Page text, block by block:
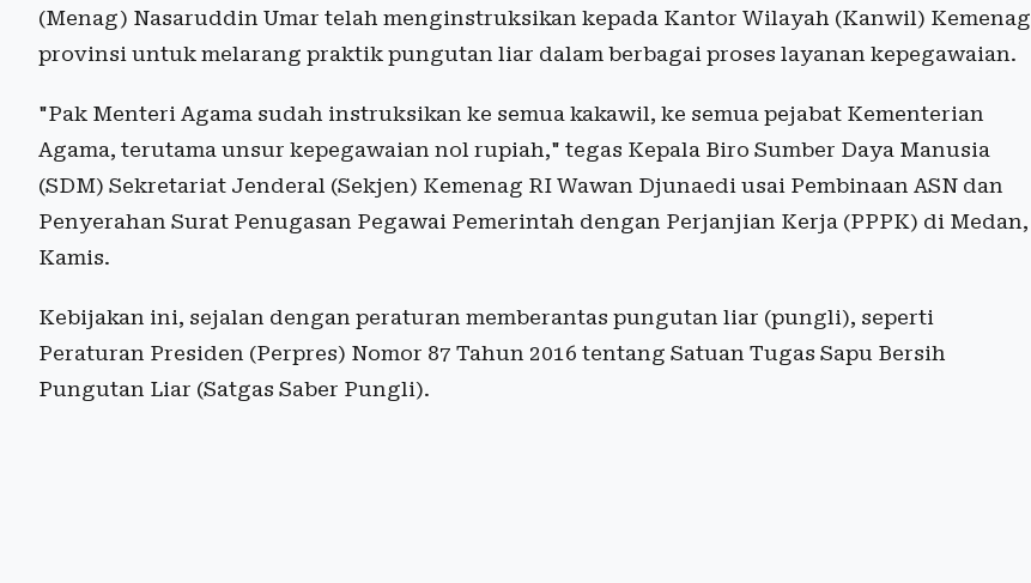
(Menag) Nasaruddin Umar telah menginstruksikan kepada Kantor Wilayah (Kanwil) Kemenag
provinsi untuk melarang praktik pungutan liar dalam berbagai proses layanan kepegawaian.
"Pak Menteri Agama sudah instruksikan ke semua kakawil, ke semua pejabat Kementerian
Agama, terutama unsur kepegawaian nol rupiah," tegas Kepala Biro Sumber Daya Manusia
(SDM) Sekretariat Jenderal (Sekjen) Kemenag RI Wawan Djunaedi usai Pembinaan ASN dan
Penyerahan Surat Penugasan Pegawai Pemerintah dengan Perjanjian Kerja (PPPK) di Medan,
Kamis.
Kebijakan ini, sejalan dengan peraturan memberantas pungutan liar (pungli), seperti
Peraturan Presiden (Perpres) Nomor 87 Tahun 2016 tentang Satuan Tugas Sapu Bersih
Pungutan Liar (Satgas Saber Pungli).